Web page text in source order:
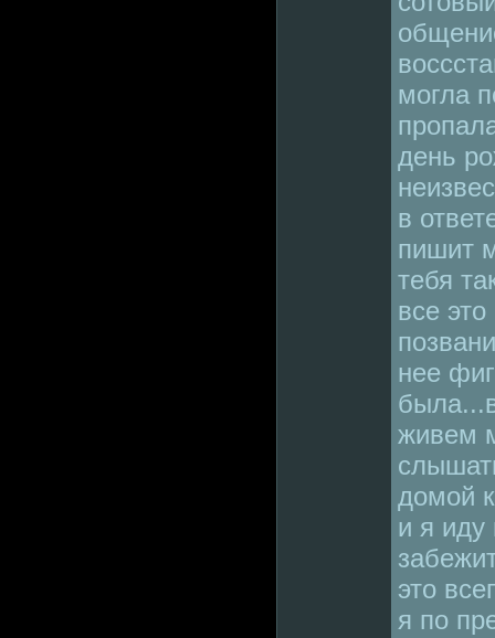
могла
день
в
пишит
тебя
все
нее
живем
домой
и я иду
это
я по